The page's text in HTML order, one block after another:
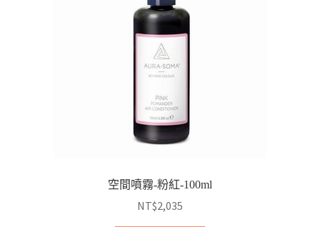
空間噴霧-粉紅-100ml
NT$2,035